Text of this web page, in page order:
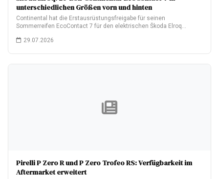
unterschiedlichen Größen vorn und hinten
Continental hat die Erstausrüstungsfreigabe für seinen
Sommerreifen EcoContact 7 für den elektrischen Škoda Elroq
29.07.2026
Pirelli P Zero R und P Zero Trofeo RS: Verfügbarkeit im
Aftermarket erweitert